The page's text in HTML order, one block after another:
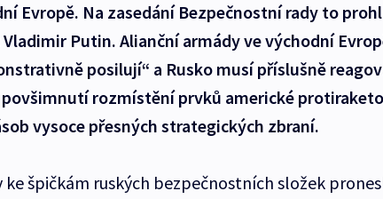
Evropě. Na zasedání Bezpečnostní rady to
Putin. Alianční armády ve východní
posilují“ a Rusko musí příslušně
povšimnutí rozmístění prvků americké
vysoce přesných strategických zbraní.
ke špičkám ruských bezpečnostních složek